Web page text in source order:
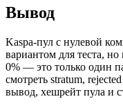
Вывод
Kaspa-пул с нулевой
вариантом для теста,
0% — это только один
смотреть stratum,
вывод, хешрейт пула и